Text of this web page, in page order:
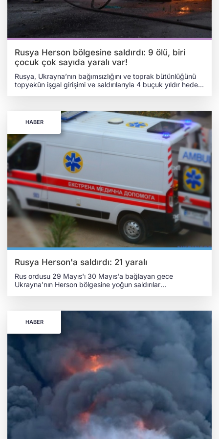
Rusya Herson bölgesine saldırdı: 9 ölü, biri
çocuk çok sayıda yaralı var!
Rusya, Ukrayna’nın bağımsızlığını ve toprak bütünlüğünü
topyekûn işgal girişimi ve saldırılarıyla 4 buçuk yıldır hedef
bölge içerisindeki birçok yerleşim yerini silahlı insansız hava
araçları (SİHA) ve topçu atışlarıyla hedef alan işgalci Rusya,
bölgenin kritik ve sivil altyapısına hasar verdi. Herson
Bölgesi Askerî İdaresi Başkanı Oleksandr Prokudin, resmî
sosyal medya hesabı üzerinden yaptığı açıklamada 3
apartmanın, bir idari binanın, bir baz istasyonunun, 5
müstakil evin ve araçların hasar aldığını kaydetti. Rus
saldırıları sonucu ilk belirlemelere göre 9 sivil hayatını
kaybetti. Aralarında bir çocuğun da bulunduğu 26 sivil ise
yaralandı.
HABER
Rusya Herson'a saldırdı: 21 yaralı
Rus ordusu 29 Mayıs'ı 30 Mayıs'a bağlayan gece
Ukrayna'nın Herson bölgesine yoğun saldırılar
açıklamada, Rus güçlerinin son 24 saat içerisinde
bölgedeki çok sayıda yerleşim yerine silahlı insansız hava
araçları (SİHA), topçu atışları ve hava saldırıları
gerçekleştirdiğini duyurdu. Saldırıda 21 kişi yaralandı.
Saldırıların Berıslav, Bilozerka, Antonivka, Stanislav,
Tokarivka, Kizomıs, Sadove ve Herson kentinin de
aralarında bulunduğu çok sayıda yerleşim yerini hedef
aldığı belirtildi. Prokudin, Rus ordusunun özellikle sivil
altyapı ve yerleşim alanlarını vurduğunu kaydederek,
saldırılar sonucu 7 apartman ile 29 müstakil evin hasar
gördüğünü ifade etti. GAZ HATTI VE ARAÇLAR DA ZARAR
GÖRDÜ Açıklamada ayrıca bir doğal gaz hattının, bir
kamyonun ve çeşitli özel araçların da saldırılarda zarar
gördüğü aktarıldı. Bölgedeki güvenlik riskinin devam ettiği
belirtilirken, son bir gün içerisinde cephe hattına yakın ve
Rus saldırılarından etkilenen yerleşimlerden 16 kişinin
HABER